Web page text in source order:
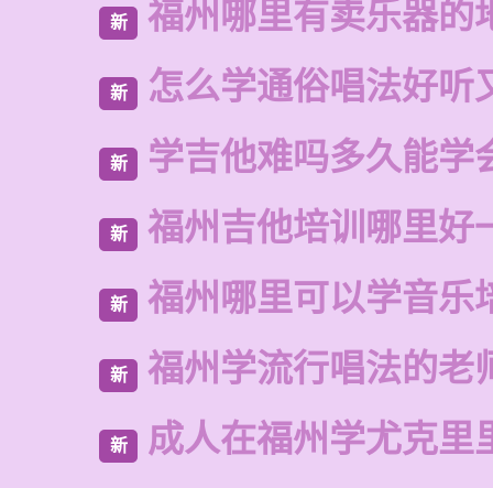
新 福州哪里有卖乐器的
新 怎么学通俗唱法好听
新 学吉他难吗多久能学
新 福州吉他培训哪里好
新 福州哪里可以学音乐
新 福州学流行唱法的老
新 成人在福州学尤克里